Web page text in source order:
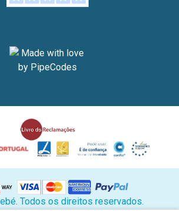
Todos os direitos reservados.